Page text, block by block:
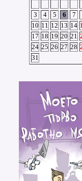
3
4 5 6 7
10 11 12 13 14
17 18 19 20 21
24 25 26 27 28
31